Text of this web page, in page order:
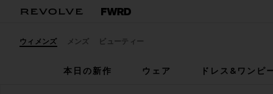
ウィメンズ メンズ ビューティー
本日の新作 ウェア ドレス&ワンピ